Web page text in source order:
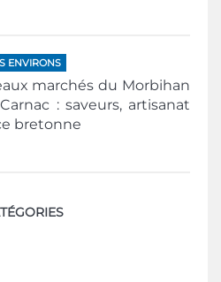
ENVIRONS
marchés du Morbihan
: saveurs, artisanat
bretonne